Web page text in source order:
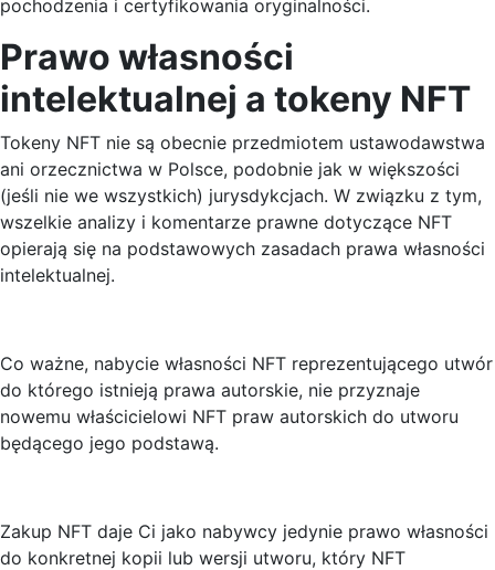
pochodzenia i certyfikowania oryginalności.
Prawo własności
intelektualnej a tokeny NFT
Tokeny NFT nie są obecnie przedmiotem ustawodawstwa
ani orzecznictwa w Polsce, podobnie jak w większości
(jeśli nie we wszystkich) jurysdykcjach. W związku z tym,
wszelkie analizy i komentarze prawne dotyczące NFT
opierają się na podstawowych zasadach prawa własności
intelektualnej.
Co ważne, nabycie własności NFT reprezentującego utwór
do którego istnieją prawa autorskie, nie przyznaje
nowemu właścicielowi NFT praw autorskich do utworu
będącego jego podstawą.
Zakup NFT daje Ci jako nabywcy jedynie prawo własności
do konkretnej kopii lub wersji utworu, który NFT